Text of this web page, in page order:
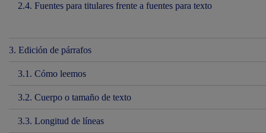
2.4. Fuentes para titulares frente a fuentes para texto
3. Edición de párrafos
3.1. Cómo leemos
3.2. Cuerpo o tamaño de texto
3.3. Longitud de líneas